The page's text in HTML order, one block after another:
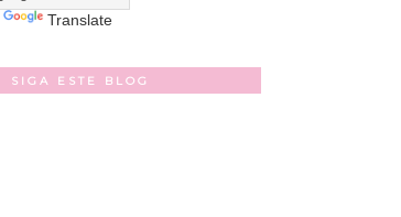
Translate
SIGA ESTE BLOG